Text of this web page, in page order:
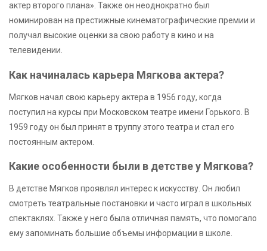
актер второго плана». Также он неоднократно был
номинирован на престижные кинематографические премии и
получал высокие оценки за свою работу в кино и на
телевидении.
Как начиналась карьера Мягкова актера?
Мягков начал свою карьеру актера в 1956 году, когда
поступил на курсы при Московском театре имени Горького. В
1959 году он был принят в труппу этого театра и стал его
постоянным актером.
Какие особенности были в детстве у Мягкова?
В детстве Мягков проявлял интерес к искусству. Он любил
смотреть театральные постановки и часто играл в школьных
спектаклях. Также у него была отличная память, что помогало
ему запоминать большие объемы информации в школе.